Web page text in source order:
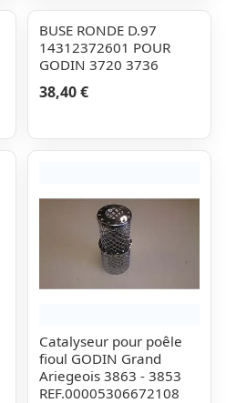
BUSE RONDE D.97
14312372601 POUR
GODIN 3720 3736
38,40 €
Catalyseur pour poêle
fioul GODIN Grand
Ariegeois 3863 - 3853
REF.00005306672108